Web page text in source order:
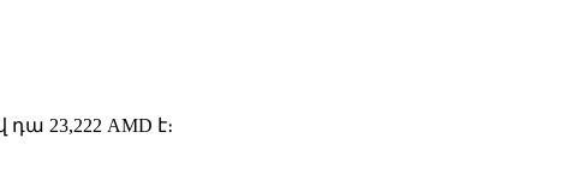
23,222 AMD է։